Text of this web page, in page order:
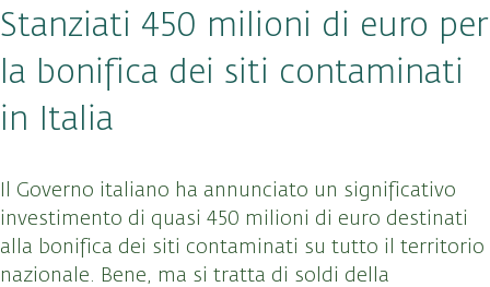
Stanziati 450 milioni di euro per
la bonifica dei siti contaminati
in Italia
Il Governo italiano ha annunciato un significativo
investimento di quasi 450 milioni di euro destinati
alla bonifica dei siti contaminati su tutto il territorio
nazionale. Bene, ma si tratta di soldi della